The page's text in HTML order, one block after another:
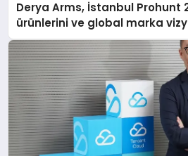
Derya Arms, İstanbul Prohunt
ürünlerini ve global marka